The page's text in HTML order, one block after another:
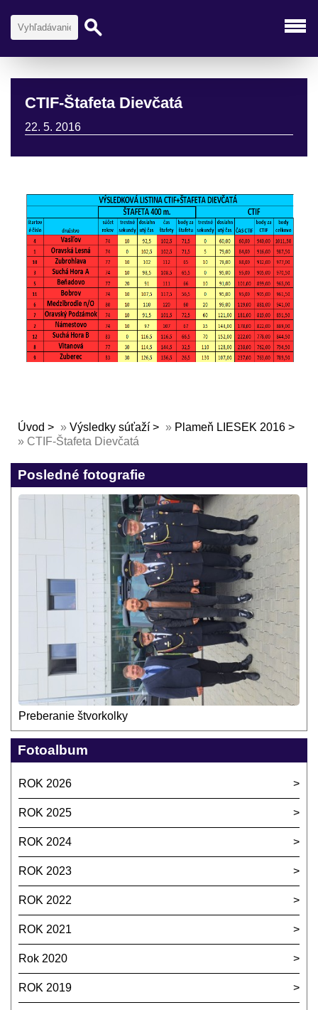
CTIF-Štafeta Dievčatá
22. 5. 2016
Úvod » Výsledky súťaží » Plameň LIESEK 2016
» CTIF-Štafeta Dievčatá
Posledné fotografie
Preberanie štvorkolky
Fotoalbum
ROK 2026
ROK 2025
ROK 2024
ROK 2023
ROK 2022
ROK 2021
Rok 2020
ROK 2019